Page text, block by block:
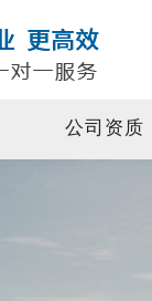
公司资质